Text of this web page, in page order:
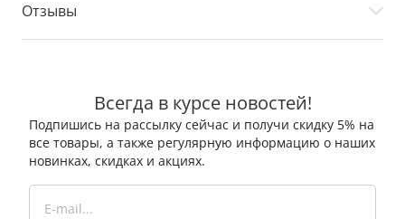
Отзывы
Всегда в курсе новостей!
Подпишись на рассылку сейчас и получи скидку 5% на
все товары, а также регулярную информацию о наших
новинках, скидках и акциях.